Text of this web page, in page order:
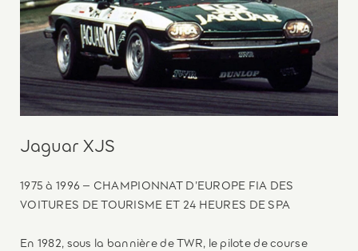
Jaguar XJS
1975 à 1996 – CHAMPIONNAT D’EUROPE FIA DES
VOITURES DE TOURISME ET 24 HEURES DE SPA
En 1982, sous la bannière de TWR, le pilote de course